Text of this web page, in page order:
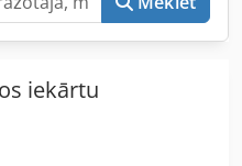
iekārtu